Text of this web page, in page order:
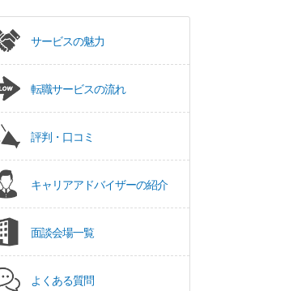
サービスの魅力
転職サービスの流れ
評判・口コミ
キャリアアドバイザーの紹介
面談会場一覧
よくある質問